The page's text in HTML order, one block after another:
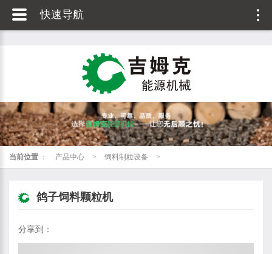
当前位置 ： 产品中心 > 饲料制粒设备 >
鸽子饲料颗粒机
分享到：
快速导航